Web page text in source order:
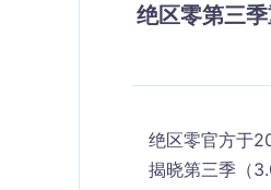
绝区零第三
绝区零官方于
揭晓第三季（